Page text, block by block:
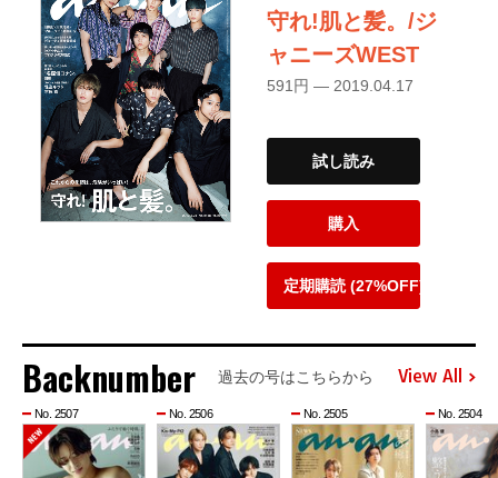
守れ!肌と髪。/ジ
ャニーズWEST
591円 — 2019.04.17
試し読み
購入
定期購読 (27%OFF)
Backnumber 過去の号はこちらから View All
No. 2507 No. 2506 No. 2505 No. 2504